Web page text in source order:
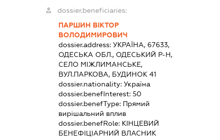
dossier.beneficiaries:
ПАРШИН ВІКТОР
ВОЛОДИМИРОВИЧ
dossier.address: УКРАЇНА, 67633,
ОДЕСЬКА ОБЛ., ОДЕСЬКИЙ Р-Н,
СЕЛО МІЖЛИМАНСЬКЕ,
ВУЛ.ПАРКОВА, БУДИНОК 41
dossier.nationality: Україна
dossier.benefInterest: 50
dossier.benefType: Прямий
вирішальний вплив
dossier.benefRole: КІНЦЕВИЙ
БЕНЕФІЦІАРНИЙ ВЛАСНИК